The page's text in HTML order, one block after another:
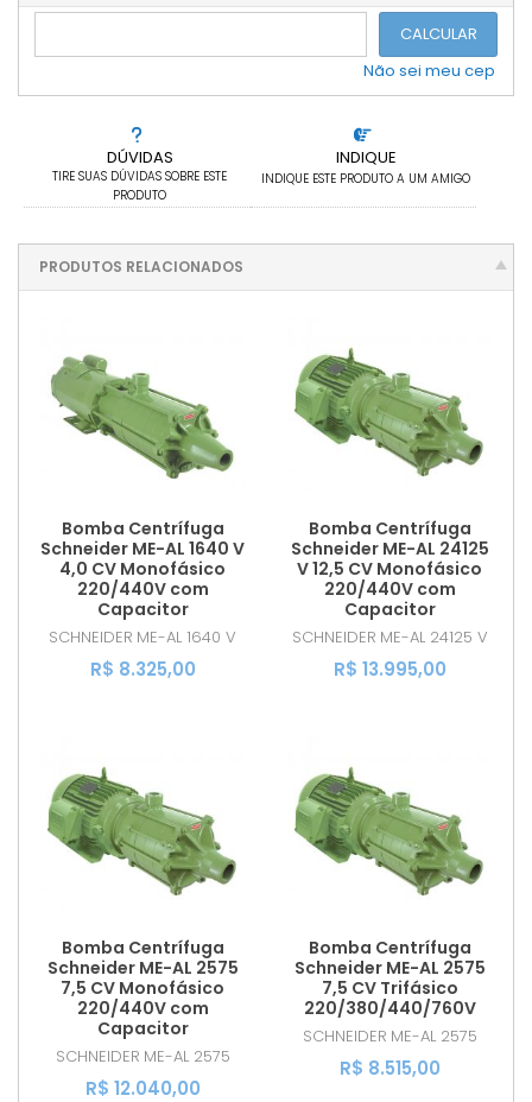
DÚVIDAS
TIRE SUAS DÚVIDAS SOBRE ESTE
PRODUTO
INDIQUE
INDIQUE ESTE PRODUTO A UM AMIGO
CALCULAR
Não sei meu cep
PRODUTOS RELACIONADOS
Bomba Centrífuga
Schneider ME-AL 1640 V
4,0 CV Monofásico
220/440V com
Capacitor
SCHNEIDER ME-AL 1640 V
R$ 8.325,00
Bomba Centrífuga
Schneider ME-AL 24125
V 12,5 CV Monofásico
220/440V com
Capacitor
SCHNEIDER ME-AL 24125 V
R$ 13.995,00
Bomba Centrífuga
Schneider ME-AL 2575
7,5 CV Monofásico
220/440V com
Capacitor
SCHNEIDER ME-AL 2575
R$ 12.040,00
Bomba Centrífuga
Schneider ME-AL 2575
7,5 CV Trifásico
220/380/440/760V
SCHNEIDER ME-AL 2575
R$ 8.515,00